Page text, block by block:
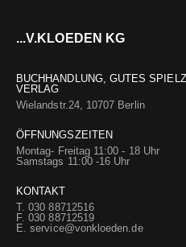
...V.KLOEDEN KG
BUCHHANDLUNG, GUTES
VERLAG
Wielandstr.24, 10707 Berlin
ÖFFNUNGSZEITEN
Montag- Freitag 11:00 - 18 Uhr
Samstags 11:00 -16 Uhr
KONTAKT
T. 030 88712516
F. 030 88712519
E.service@vonkloeden.de